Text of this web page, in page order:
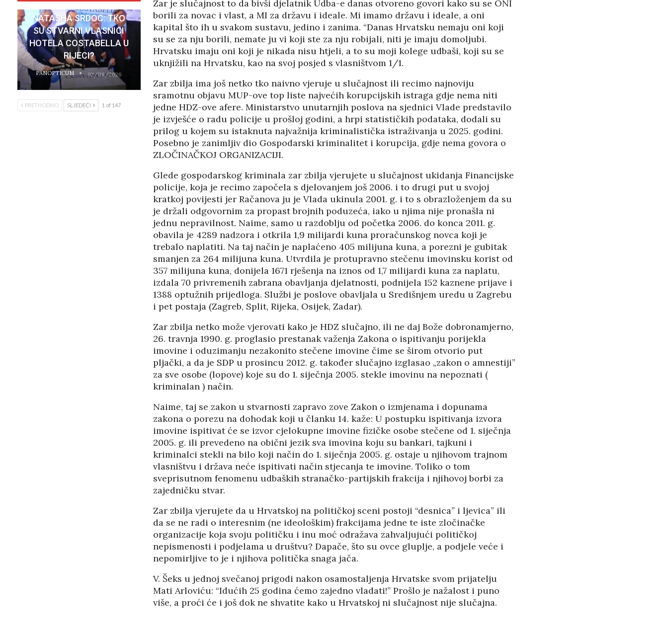
Zar je slučajnost to da bivši djelatnik Udba-e danas otvoreno govori kako su se ONI
borili za novac i vlast, a MI za državu i ideale. Mi imamo državu i ideale, a oni
kapital što ih u svakom sustavu, jedino i zanima. “Danas Hrvatsku nemaju oni koji
su se za nju borili, nemate ju vi koji ste za nju robijali, niti je imaju domoljubi.
Hrvatsku imaju oni koji je nikada nisu htjeli, a to su moji kolege udbaši, koji su se
uknjižili na Hrvatsku, kao na svoj posjed s vlasništvom 1/1.
Zar zbilja ima još netko tko naivno vjeruje u slučajnost ili recimo najnoviju
sramotnu objavu MUP-ove top liste najvećih korupcijskih istraga gdje nema niti
jedne HDZ-ove afere. Ministarstvo unutarnjih poslova na sjednici Vlade predstavilo
je izvješće o radu policije u prošloj godini, a hrpi statističkih podataka, dodali su
prilog u kojem su istaknuta najvažnija kriminalistička istraživanja u 2025. godini.
Posebno je zanimljiv dio Gospodarski kriminalitet i korupcija, gdje nema govora o
ZLOČINAČKOJ ORGANIZACIJI.
Glede gospodarskog kriminala zar zbilja vjerujete u slučajnost ukidanja Financijske
policije, koja je recimo započela s djelovanjem još 2006. i to drugi put u svojoj
kratkoj povijesti jer Račanova ju je Vlada ukinula 2001. g. i to s obrazloženjem da su
je držali odgovornim za propast brojnih poduzeća, iako u njima nije pronašla ni
jednu nepravilnost. Naime, samo u razdoblju od početka 2006. do konca 2011. g.
obavila je 4289 nadzora i otkrila 1,9 milijardi kuna proračunskog novca koji je
trebalo naplatiti. Na taj način je naplaćeno 405 milijuna kuna, a porezni je gubitak
smanjen za 264 milijuna kuna. Utvrdila je protupravno stečenu imovinsku korist od
357 milijuna kuna, donijela 1671 rješenja na iznos od 1,7 milijardi kuna za naplatu,
izdala 70 privremenih zabrana obavljanja djelatnosti, podnijela 152 kaznene prijave i
1388 optužnih prijedloga. Službi je poslove obavljala u Središnjem uredu u Zagrebu
i pet postaja (Zagreb, Split, Rijeka, Osijek, Zadar).
Zar zbilja netko može vjerovati kako je HDZ slučajno, ili ne daj Bože dobronamjerno,
26. travnja 1990. g. proglasio prestanak važenja Zakona o ispitivanju porijekla
imovine i oduzimanju nezakonito stečene imovine čime se širom otvorio put
pljački, a da je SDP u prosincu 2012. g. također slučajno izglasao „zakon o amnestiji”
za sve osobe (lopove) koje su do 1. siječnja 2005. stekle imovinu na nepoznati (
kriminalan ) način.
Naime, taj se zakon u stvarnosti zapravo zove Zakon o izmjenama i dopunama
zakona o porezu na dohodak koji u članku 14. kaže: U postupku ispitivanja izvora
imovine ispitivat će se izvor cjelokupne imovine fizičke osobe stečene od 1. siječnja
2005. g. ili prevedeno na obični jezik sva imovina koju su bankari, tajkuni i
kriminalci stekli na bilo koji način do 1. siječnja 2005. g. ostaje u njihovom trajnom
vlasništvu i država neće ispitivati način stjecanja te imovine. Toliko o tom
sveprisutnom fenomenu udbaških stranačko-partijskih frakcija i njihovoj borbi za
zajedničku stvar.
Zar zbilja vjerujete da u Hrvatskoj na političkoj sceni postoji “desnica” i ljevica” ili
da se ne radi o interesnim (ne ideološkim) frakcijama jedne te iste zločinačke
organizacije koja svoju političku i inu moć odražava zahvaljujući političkoj
nepismenosti i podjelama u društvu? Dapače, što su ovce gluplje, a podjele veće i
nepomirljive to je i njihova politička snaga jača.
V. Šeks u jednoj svečanoj prigodi nakon osamostaljenja Hrvatske svom prijatelju
Mati Arloviću: “Idućih 25 godina ćemo zajedno vladati!” Prošlo je nažalost i puno
više, a proći će i još dok ne shvatite kako u Hrvatskoj ni slučajnost nije slučajna.
NATASHA SRDOC: TKO
SU STVARNI VLASNICI
HOTELA COSTABELLA U
RIJECI?
PANOPTICUM 02/08/2026
PRETHODNO SLJEDEĆI 1 of 147